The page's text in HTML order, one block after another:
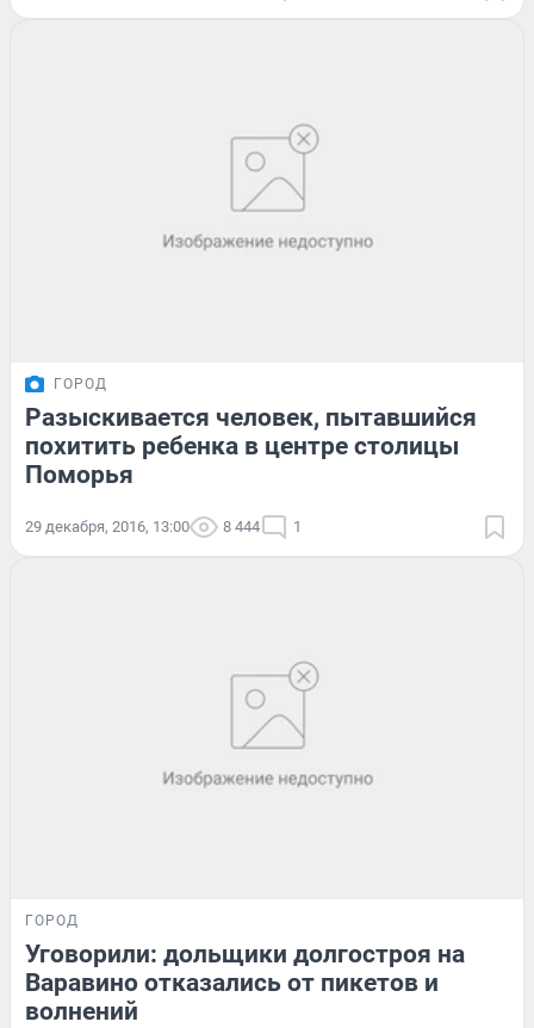
ГОРОД
Разыскивается человек, пытавшийся
похитить ребенка в центре столицы
Поморья
29 декабря, 2016, 13:00 8 444 1
ГОРОД
Уговорили: дольщики долгостроя на
Варавино отказались от пикетов и
волнений